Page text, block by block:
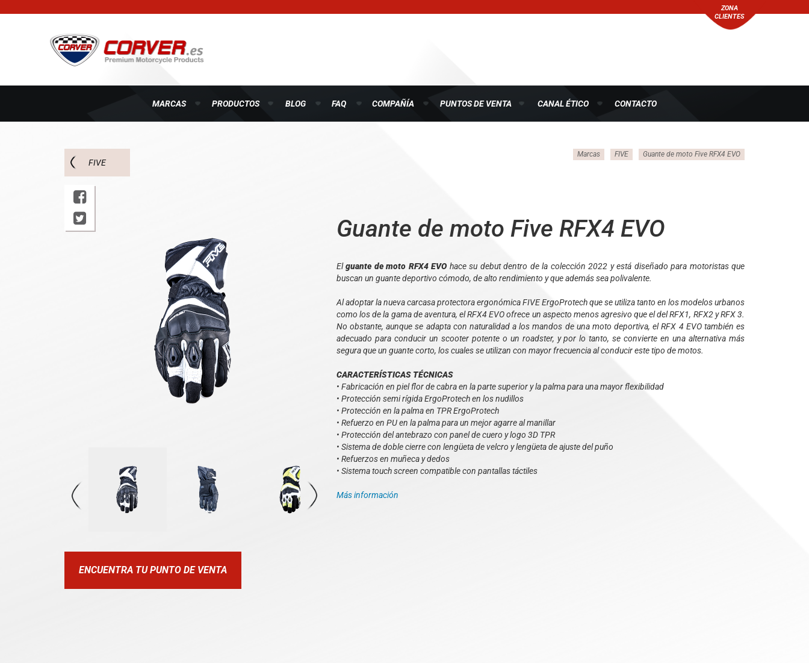
ZONA
CLIENTES
MARCAS PRODUCTOS BLOG FAQ COMPAÑÍA PUNTOS DE VENTA CANAL ÉTICO CONTACTO
FIVE
Marcas FIVE Guante de moto Five RFX4 EVO
ENCUENTRA TU PUNTO DE VENTA
Guante de moto Five RFX4 EVO
Elguante de moto RFX4 EVO hace su debut dentro de la colección 2022 y está diseñado para motoristas que
buscan un guante deportivo cómodo, de alto rendimiento y que además sea polivalente.
Al adoptar la nueva carcasa protectora ergonómica FIVE ErgoProtech que se utiliza tanto en los modelos urbanos
como los de la gama de aventura, el RFX4 EVO ofrece un aspecto menos agresivo que el del RFX1, RFX2 y RFX 3.
No obstante, aunque se adapta con naturalidad a los mandos de una moto deportiva, el RFX 4 EVO también es
adecuado para conducir un scooter potente o un roadster, y por lo tanto, se convierte en una alternativa más
segura que un guante corto, los cuales se utilizan con mayor frecuencia al conducir este tipo de motos.
CARACTERÍSTICAS TÉCNICAS
• Fabricación en piel flor de cabra en la parte superior y la palma para una mayor flexibilidad
• Protección semi rígida ErgoProtech en los nudillos
• Protección en la palma en TPR ErgoProtech
• Refuerzo en PU en la palma para un mejor agarre al manillar
• Protección del antebrazo con panel de cuero y logo 3D TPR
• Sistema de doble cierre con lengüeta de velcro y lengüeta de ajuste del puño
• Refuerzos en muñeca y dedos
• Sistema touch screen compatible con pantallas táctiles
Más información